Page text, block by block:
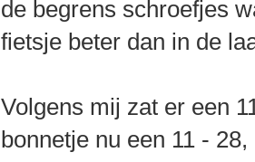
de begrens schroefjes
fietsje beter dan in de
Volgens mij zat er een
bonnetje nu een 11 -